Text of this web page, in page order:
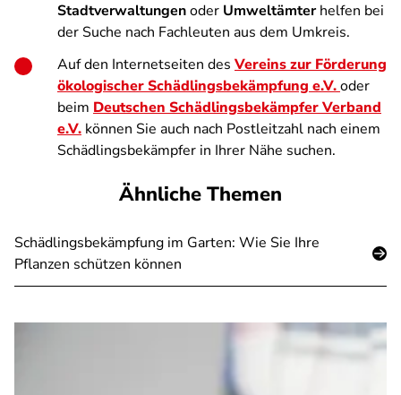
Stadtverwaltungenoder Umweltämterhelfen bei
der Suche nach Fachleuten aus dem Umkreis.
Auf den Internetseiten des Vereins zur Förderung
ökologischer Schädlingsbekämpfung e.V.oder
beim Deutschen Schädlingsbekämpfer Verband
e.V. können Sie auch nach Postleitzahl nach einem
Schädlingsbekämpfer in Ihrer Nähe suchen.
Ähnliche Themen
Schädlingsbekämpfung im Garten: Wie Sie Ihre
Pflanzen schützen können